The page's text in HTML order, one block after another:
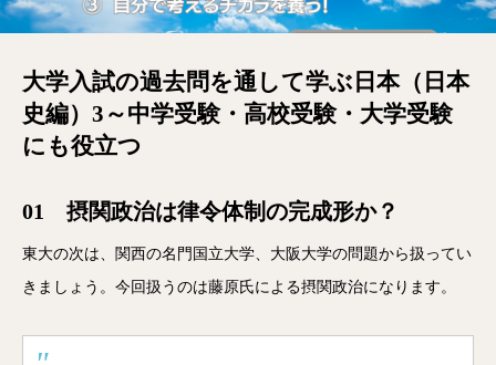
大学入試の過去問を通して学ぶ日本（日本
史編）3～中学受験・高校受験・大学受験
にも役立つ
01 摂関政治は律令体制の完成形か？
東大の次は、関西の名門国立大学、大阪大学の問題から扱ってい
きましょう。今回扱うのは藤原氏による摂関政治になります。